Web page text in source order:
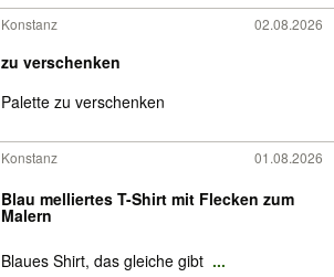
Konstanz 02.08.2026
zu verschenken
Palette zu verschenken
Konstanz 01.08.2026
Blau melliertes T-Shirt mit Flecken zum
Malern
Blaues Shirt, das gleiche gibt ...